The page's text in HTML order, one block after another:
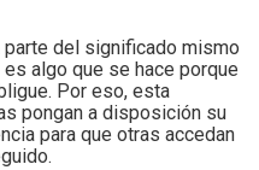
del significado mismo
algo que se hace porque
Por eso, esta
pongan a disposición su
para que otras accedan